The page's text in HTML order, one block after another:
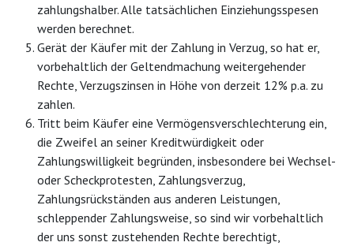
zahlungshalber. Alle tatsächlichen Einziehungsspesen
werden berechnet.
Gerät der Käufer mit der Zahlung in Verzug, so hat er,
vorbehaltlich der Geltendmachung weitergehender
Rechte, Verzugszinsen in Höhe von derzeit 12% p.a. zu
zahlen.
Tritt beim Käufer eine Vermögensverschlechterung ein,
die Zweifel an seiner Kreditwürdigkeit oder
Zahlungswilligkeit begründen, insbesondere bei Wechsel-
oder Scheckprotesten, Zahlungsverzug,
Zahlungsrückständen aus anderen Leistungen,
schleppender Zahlungsweise, so sind wir vorbehaltlich
der uns sonst zustehenden Rechte berechtigt,